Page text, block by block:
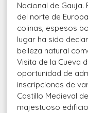
Nacional de
del norte de
colinas, espesos
lugar ha sido
belleza natural
Visita de la Cueva
oportunidad de
inscripciones de
Castillo Medieval
majestuoso